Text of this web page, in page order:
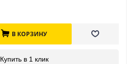
В КОРЗИНУ
Купить в 1 клик